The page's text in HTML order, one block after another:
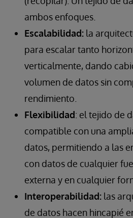
ambos enfoques.
Escalabilidad: la
para escalar tanto
verticalmente, dando
volumen de datos sin
rendimiento.
Flexibilidad: el tejido de
compatible con una
datos, permitiendo a las
con datos de cualquier
externa y en cualquier
Interoperabilidad: las
de datos hacen hincapié